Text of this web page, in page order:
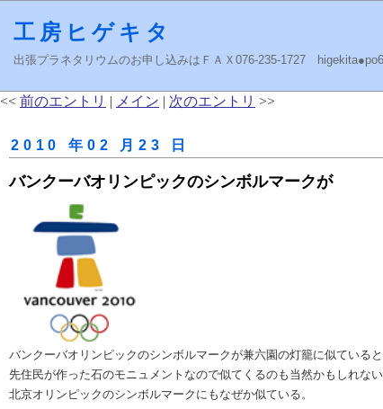
工房ヒゲキタ
出張プラネタリウムのお申し込みはＦＡＸ076-235-1727
<< 前のエントリ | メイン | 次のエントリ >>
2010 年02 月23 日
バンクーバオリンピックのシンボルマークが
バンクーバオリンピックのシンボルマークが兼六園の灯籠に似ている
先住民が作った石のモニュメントなので似てくるのも当然かもしれない
北京オリンピックのシンボルマークにもなぜか似ている。